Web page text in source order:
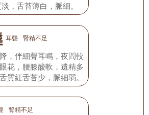
，舌苔薄白，脈細。
耳聾 腎精不足
，伴細聲耳鳴，夜間較
花，腰膝酸軟，遺精多
質紅舌苔少，脈細弱。
腎精不足